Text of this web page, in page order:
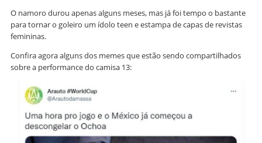
O namoro durou apenas alguns meses, mas já foi tempo o bastante
para tornar o goleiro um ídolo teen e estampa de capas de revistas
femininas.
Confira agora alguns dos memes que estão sendo compartilhados
sobre a performance do camisa 13: